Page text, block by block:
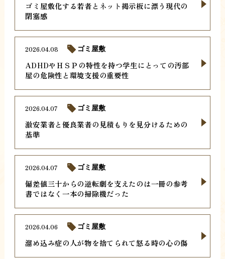
ゴミ屋敷化する若者とネット掲示板に漂う現代の
閉塞感
ADHDやＨＳＰの特性を持つ学生にとっての汚部
屋の危険性と環境支援の重要性
2026.04.08 ゴミ屋敷
激安業者と優良業者の見積もりを見分けるための
基準
2026.04.07 ゴミ屋敷
偏差値三十からの逆転劇を支えたのは一冊の参考
書ではなく一本の掃除機だった
2026.04.07 ゴミ屋敷
溜め込み症の人が物を捨てられて怒る時の心の傷
2026.04.06 ゴミ屋敷